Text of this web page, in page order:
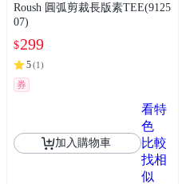
Roush 圓弧剪裁長版素TEE(9125
07)
$299
5(1)
券
加入購物車
看特
色
比較
找相
似